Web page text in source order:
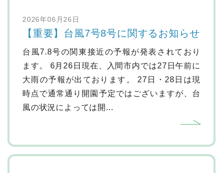
2026年06月26日
【重要】台風7号8号に関するお知らせ
台風7.8号の関東接近の予報が発表されており
ます。 6月26日現在、入間市内では27日午前に
大雨の予報が出ております。 27日・28日は現
時点で通常通り開園予定ではございますが、台
風の状況によっては開...